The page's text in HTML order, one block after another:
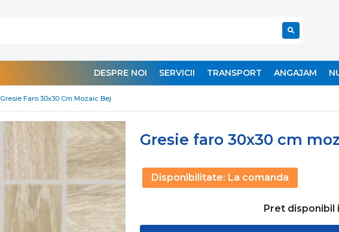
DESPRE NOI SERVICII TRANSPORT ANGAJAM
Gresie Faro 30x30 Cm Mozaic Bej
Gresie faro 30x30 cm
Disponibilitate: La comanda
Pret disponibil